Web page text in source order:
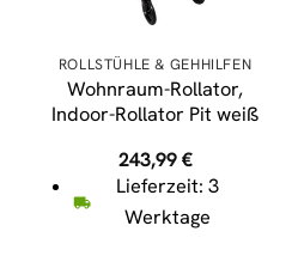
ROLLSTÜHLE & GEHHILFEN
Wohnraum-Rollator,
Indoor-Rollator Pit weiß
243,99€
Lieferzeit: 3
Werktage